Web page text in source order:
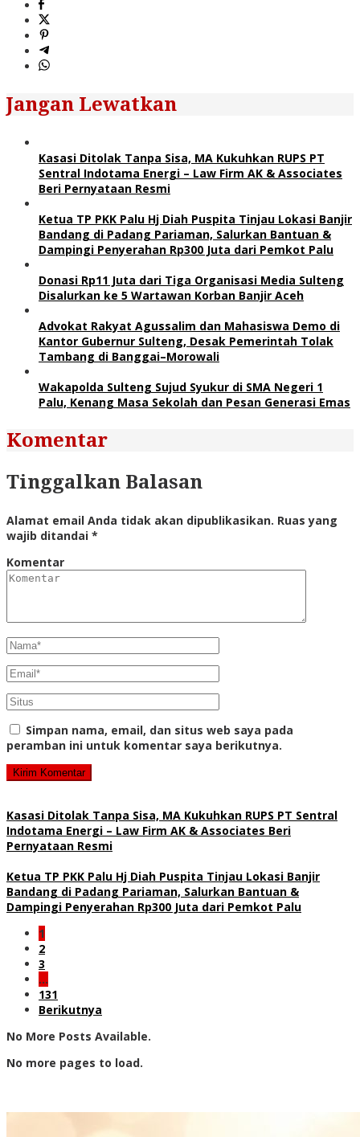
Jangan Lewatkan
Kasasi Ditolak Tanpa Sisa, MA Kukuhkan RUPS PT
Sentral Indotama Energi – Law Firm AK & Associates
Beri Pernyataan Resmi
Ketua TP PKK Palu Hj Diah Puspita Tinjau Lokasi Banjir
Bandang di Padang Pariaman, Salurkan Bantuan &
Dampingi Penyerahan Rp300 Juta dari Pemkot Palu
Donasi Rp11 Juta dari Tiga Organisasi Media Sulteng
Disalurkan ke 5 Wartawan Korban Banjir Aceh
Advokat Rakyat Agussalim dan Mahasiswa Demo di
Kantor Gubernur Sulteng, Desak Pemerintah Tolak
Tambang di Banggai–Morowali
Wakapolda Sulteng Sujud Syukur di SMA Negeri 1
Palu, Kenang Masa Sekolah dan Pesan Generasi Emas
Komentar
Tinggalkan Balasan
Alamat email Anda tidak akan dipublikasikan. Ruas yang
wajib ditandai *
Komentar
Simpan nama, email, dan situs web saya pada
peramban ini untuk komentar saya berikutnya.
Kasasi Ditolak Tanpa Sisa, MA Kukuhkan RUPS PT Sentral
Indotama Energi – Law Firm AK & Associates Beri
Pernyataan Resmi
Ketua TP PKK Palu Hj Diah Puspita Tinjau Lokasi Banjir
Bandang di Padang Pariaman, Salurkan Bantuan &
Dampingi Penyerahan Rp300 Juta dari Pemkot Palu
1
2
3
…
131
Berikutnya
No More Posts Available.
No more pages to load.